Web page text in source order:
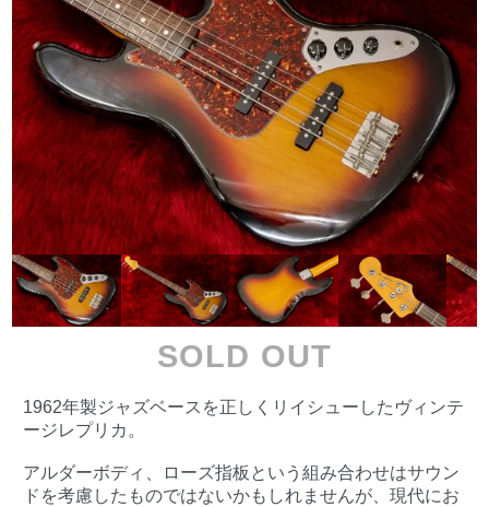
SOLD OUT
1962年製ジャズベースを正しくリイシューしたヴィンテ
ージレプリカ。
アルダーボディ、ローズ指板という組み合わせはサウン
ドを考慮したものではないかもしれませんが、現代にお